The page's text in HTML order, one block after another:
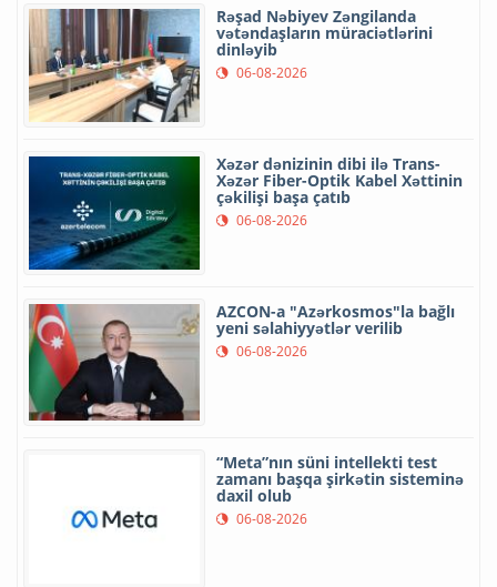
Rəşad Nəbiyev Zəngilanda
vətəndaşların müraciətlərini
dinləyib
06-08-2026
Xəzər dənizinin dibi ilə Trans-
Xəzər Fiber-Optik Kabel Xəttinin
çəkilişi başa çatıb
06-08-2026
AZCON-a "Azərkosmos"la bağlı
yeni səlahiyyətlər verilib
06-08-2026
“Meta”nın süni intellekti test
zamanı başqa şirkətin sisteminə
daxil olub
06-08-2026